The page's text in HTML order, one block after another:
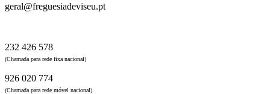
geral@freguesiadeviseu.pt
232 426 578
(Chamada para rede fixa nacional)
926 020 774
(Chamada para rede móvel nacional)